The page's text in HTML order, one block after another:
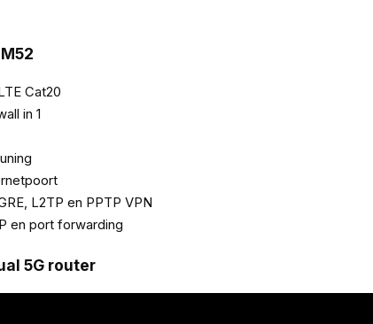
Cat20
in 1
L2TP en PPTP VPN
en port forwarding
5G router